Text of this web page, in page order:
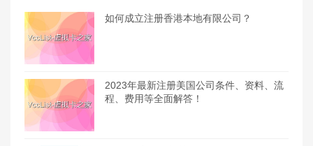
如何成立注册香港本地有限公司？
2023年最新注册美国公司条件、资料、流
程、费用等全面解答！